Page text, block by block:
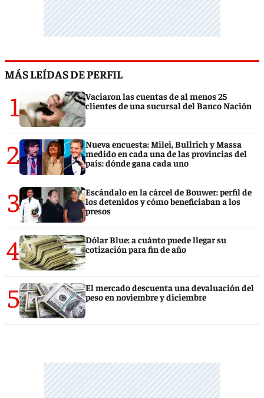
MÁS LEÍDAS DE PERFIL
1
Vaciaron las cuentas de al menos 25
clientes de una sucursal del Banco Nación
2
Nueva encuesta: Milei, Bullrich y Massa
medido en cada una de las provincias del
país: dónde gana cada uno
3
Escándalo en la cárcel de Bouwer: perfil de
los detenidos y cómo beneficiaban a los
presos
4
Dólar Blue: a cuánto puede llegar su
cotización para fin de año
5
El mercado descuenta una devaluación del
peso en noviembre y diciembre